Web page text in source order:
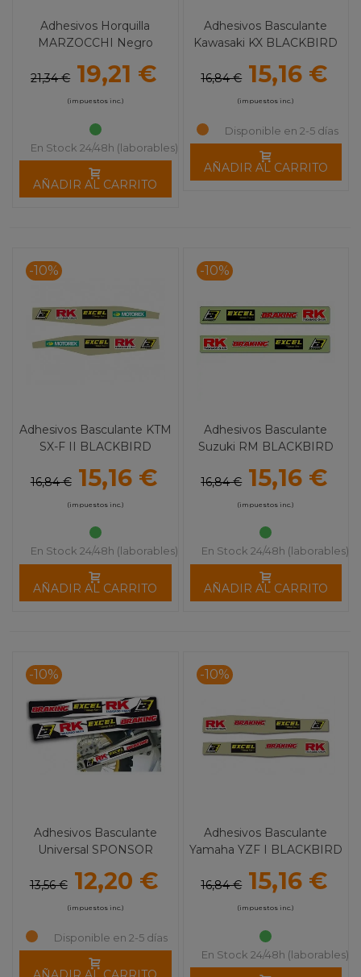
Adhesivos Horquilla
MARZOCCHI Negro
21,34 € 19,21 €
(impuestos inc.)
En Stock 24/48h (laborables)
AÑADIR AL CARRITO
Adhesivos Basculante
Kawasaki KX BLACKBIRD
16,84 € 15,16 €
(impuestos inc.)
Disponible en 2-5 días
AÑADIR AL CARRITO
-10%
Adhesivos Basculante KTM
SX-F II BLACKBIRD
16,84 € 15,16 €
(impuestos inc.)
En Stock 24/48h (laborables)
AÑADIR AL CARRITO
-10%
Adhesivos Basculante
Suzuki RM BLACKBIRD
16,84 € 15,16 €
(impuestos inc.)
En Stock 24/48h (laborables)
AÑADIR AL CARRITO
-10%
Adhesivos Basculante
Universal SPONSOR
13,56 € 12,20 €
(impuestos inc.)
Disponible en 2-5 días
-10%
Adhesivos Basculante
Yamaha YZF I BLACKBIRD
16,84 € 15,16 €
(impuestos inc.)
En Stock 24/48h (laborables)